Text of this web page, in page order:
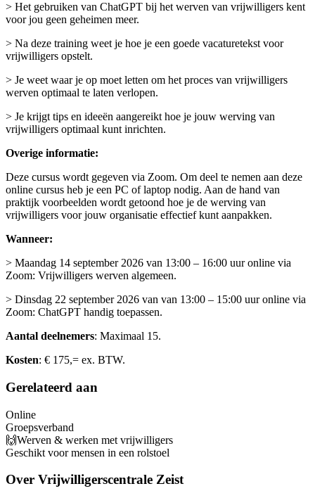
> Het gebruiken van ChatGPT bij het werven van vrijwilligers kent
voor jou geen geheimen meer.
> Na deze training weet je hoe je een goede vacaturetekst voor
vrijwilligers opstelt.
> Je weet waar je op moet letten om het proces van vrijwilligers
werven optimaal te laten verlopen.
> Je krijgt tips en ideeën aangereikt hoe je jouw werving van
vrijwilligers optimaal kunt inrichten.
Overige informatie:
Deze cursus wordt gegeven via Zoom. Om deel te nemen aan deze
online cursus heb je een PC of laptop nodig. Aan de hand van
praktijk voorbeelden wordt getoond hoe je de werving van
vrijwilligers voor jouw organisatie effectief kunt aanpakken.
Wanneer:
> Maandag 14 september 2026 van 13:00 – 16:00 uur online via
Zoom: Vrijwilligers werven algemeen.
> Dinsdag 22 september 2026 van van 13:00 – 15:00 uur online via
Zoom: ChatGPT handig toepassen.
Aantal deelnemers: Maximaal 15.
Kosten: € 175,= ex. BTW.
Gerelateerd aan
Online
Groepsverband
🙌Werven & werken met vrijwilligers
Geschikt voor mensen in een rolstoel
Over Vrijwilligerscentrale Zeist